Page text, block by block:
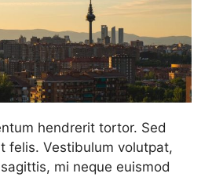
hendrerit tortor. Sed
felis. Vestibulum volutpat,
mi neque euismod